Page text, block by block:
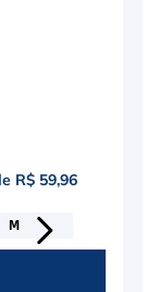
R$ 59,96
M